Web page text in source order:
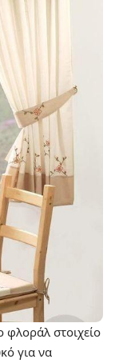
στοιχείο
για να